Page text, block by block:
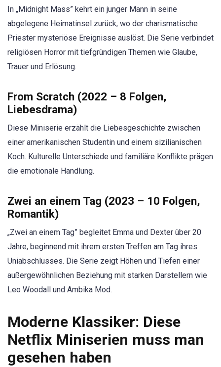
In „Midnight Mass” kehrt ein junger Mann in seine
abgelegene Heimatinsel zurück, wo der charismatische
Priester mysteriöse Ereignisse auslöst. Die Serie verbindet
religiösen Horror mit tiefgründigen Themen wie Glaube,
Trauer und Erlösung.
From Scratch (2022 – 8 Folgen,
Liebesdrama)
Diese Miniserie erzählt die Liebesgeschichte zwischen
einer amerikanischen Studentin und einem sizilianischen
Koch. Kulturelle Unterschiede und familiäre Konflikte prägen
die emotionale Handlung.
Zwei an einem Tag (2023 – 10 Folgen,
Romantik)
„Zwei an einem Tag” begleitet Emma und Dexter über 20
Jahre, beginnend mit ihrem ersten Treffen am Tag ihres
Uniabschlusses. Die Serie zeigt Höhen und Tiefen einer
außergewöhnlichen Beziehung mit starken Darstellern wie
Leo Woodall und Ambika Mod.
Moderne Klassiker: Diese
Netflix Miniserien muss man
gesehen haben